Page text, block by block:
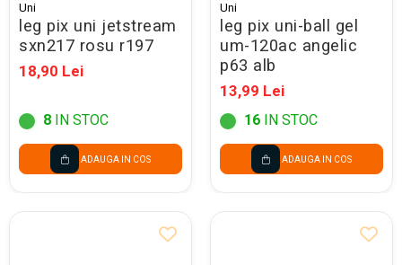
Uni
leg pix uni jetstream
sxn217 rosu r197
18,90 Lei
8 IN STOC
ADAUGA IN COS
Uni
leg pix uni-ball gel
um-120ac angelic
p63 alb
13,99 Lei
16 IN STOC
ADAUGA IN COS